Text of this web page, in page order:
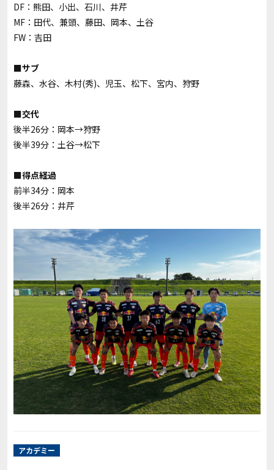
DF：熊田、小出、石川、井芹
MF：田代、兼頭、藤田、岡本、土谷
FW：吉田
■サブ
藤森、水谷、木村(秀)、児玉、松下、宮内、狩野
■交代
後半26分：岡本→狩野
後半39分：土谷→松下
■得点経過
前半34分：岡本
後半26分：井芹
アカデミー